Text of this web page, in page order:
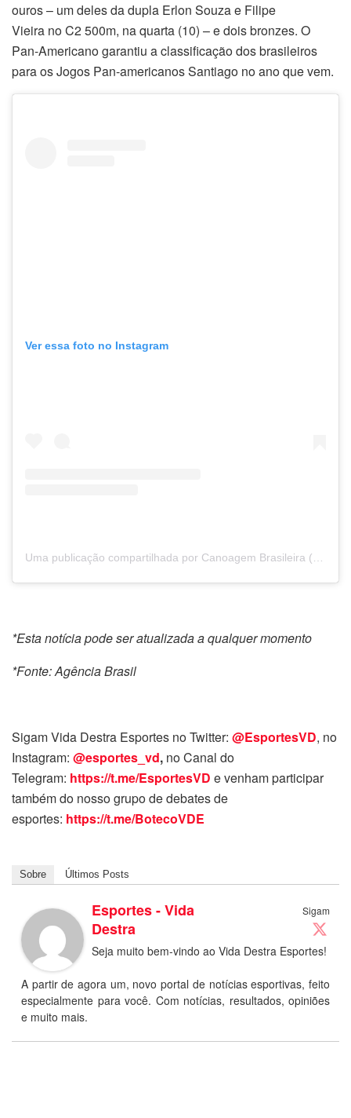
ouros – um deles da dupla Erlon Souza e Filipe
Vieira no C2 500m, na quarta (10) – e dois bronzes. O
Pan-Americano garantiu a classificação dos brasileiros
para os Jogos Pan-americanos Santiago no ano que vem.
Ver essa foto no Instagram
*Esta notícia pode ser atualizada a qualquer momento
*Fonte: Agência Brasil
Sigam Vida Destra Esportes no Twitter: @EsportesVD, no
Instagram: @esportes_vd, no Canal do
Telegram: https://t.me/EsportesVD e venham participar
também do nosso grupo de debates de
esportes: https://t.me/BotecoVDE
Sobre Últimos Posts
Sigam
Esportes - Vida
Destra
Seja muito bem-vindo ao Vida Destra Esportes!
A partir de agora um, novo portal de notícias esportivas, feito
especialmente para você. Com notícias, resultados, opiniões
e muito mais.